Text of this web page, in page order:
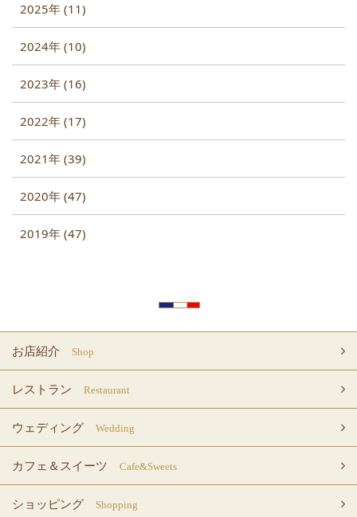
2025年 (11)
2024年 (10)
2023年 (16)
2022年 (17)
2021年 (39)
2020年 (47)
2019年 (47)
お店紹介 Shop
レストラン Restaurant
ウェディング Wedding
カフェ＆スイーツ Cafe&Sweets
ショッピング Shopping